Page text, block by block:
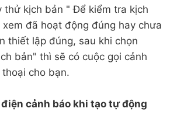
thử kịch bản " Để kiểm tra kịch
đã hoạt động đúng hay chưa
thiết lập đúng, sau khi chọn
bản" thì sẽ có cuộc gọi cảnh
cho bạn.
cảnh báo khi tạo tự động